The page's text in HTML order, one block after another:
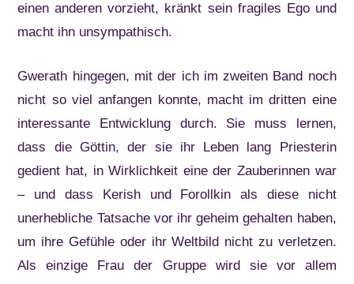
einen anderen vorzieht, kränkt sein fragiles Ego und
macht ihn unsympathisch.
Gwerath hingegen, mit der ich im zweiten Band noch
nicht so viel anfangen konnte, macht im dritten eine
interessante Entwicklung durch. Sie muss lernen,
dass die Göttin, der sie ihr Leben lang Priesterin
gedient hat, in Wirklichkeit eine der Zauberinnen war
– und dass Kerish und Forollkin als diese nicht
unerhebliche Tatsache vor ihr geheim gehalten haben,
um ihre Gefühle oder ihr Weltbild nicht zu verletzen.
Als einzige Frau der Gruppe wird sie vor allem